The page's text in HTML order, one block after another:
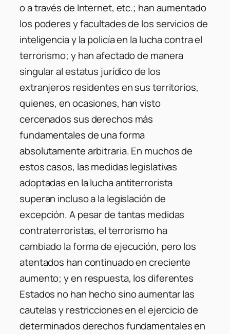
o a través de Internet, etc.; han aumentado
los poderes y facultades de los servicios de
inteligencia y la policía en la lucha contra el
terrorismo; y han afectado de manera
singular al estatus jurídico de los
extranjeros residentes en sus territorios,
quienes, en ocasiones, han visto
cercenados sus derechos más
fundamentales de una forma
absolutamente arbitraria. En muchos de
estos casos, las medidas legislativas
adoptadas en la lucha antiterrorista
superan incluso a la legislación de
excepción. A pesar de tantas medidas
contraterroristas, el terrorismo ha
cambiado la forma de ejecución, pero los
atentados han continuado en creciente
aumento; y en respuesta, los diferentes
Estados no han hecho sino aumentar las
cautelas y restricciones en el ejercicio de
determinados derechos fundamentales en